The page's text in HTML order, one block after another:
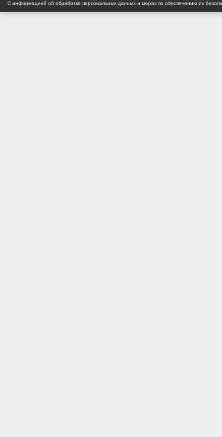
С информацией об обработке персональных данных и мерах по обеспечению их